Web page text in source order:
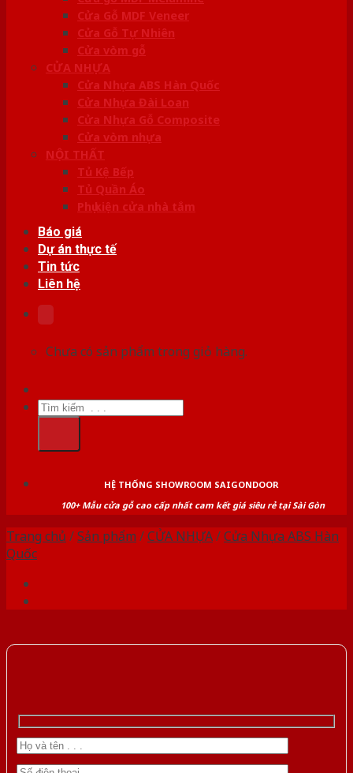
Cửa Gỗ MDF Veneer
Cửa Gỗ Tự Nhiên
Cửa vòm gỗ
CỬA NHỰA
Cửa Nhựa ABS Hàn Quốc
Cửa Nhựa Đài Loan
Cửa Nhựa Gỗ Composite
Cửa vòm nhựa
NỘI THẤT
Tủ Kệ Bếp
Tủ Quần Áo
Phụ kiện cửa nhà tắm
Báo giá
Dự án thực tế
Tin tức
Liên hệ
Chưa có sản phẩm trong giỏ hàng.
Tìm
kiếm:
HỆ THỐNG SHOWROOM SAIGONDOOR
100+ Mẫu cửa gỗ cao cấp nhất cam kết giá siêu rẻ tại Sài Gòn
Trang chủ /Sản phẩm /CỬA NHỰA/Cửa Nhựa ABS Hàn
Quốc